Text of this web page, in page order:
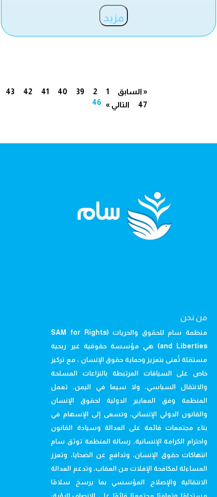
مزيد
« السابق 1
2
39
40
41
42
43
46
47 التالي »
من نحن
منظمة سام للحقوق والحريات (SAM for Rights
and Liberties) هي مؤسسة حقوقية غير ربحية
مستقلة تُعنى بتعزيز وحماية حقوق الإنسان ، مع تركيز
خاص على السياقات المرتبطة بالنزاعات المسلحة
والانتقال السياسي، ولا سيما في اليمن. تعمل
المنظمة وفق المعايير الدولية لحقوق الإنسان
والقانون الدولي الإنساني، وتسعى إلى الإسهام في
بناء مجتمعات قائمة على العدالة وسيادة القانون
واحترام الكرامة الإنسانية. رسالة المنظمة توثق سام
انتهاكات حقوق الإنسان، وتدافع عن الضحايا، وتعزز
المساءلة لمكافحة الإفلات من العقاب، وتدعم العدالة
الانتقالية والإصلاح المؤسسي بما يرسخ سلامًا